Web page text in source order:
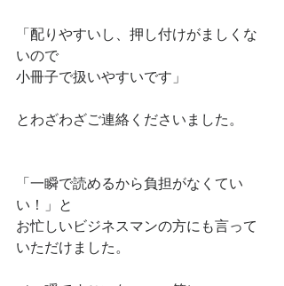
「配りやすいし、押し付けがましくな
いので
小冊子で扱いやすいです」
とわざわざご連絡くださいました。
「一瞬で読めるから負担がなくてい
い！」と
お忙しいビジネスマンの方にも言って
いただけました。